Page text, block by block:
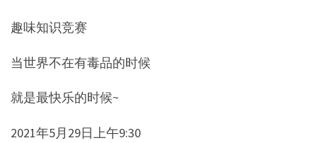
趣味知识竞赛
当世界不在有毒品的时候
就是最快乐的时候~
2021年5月29日上午9:30